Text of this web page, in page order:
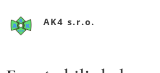
AK4 s.r.o.